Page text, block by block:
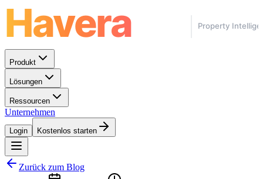
Produkt
Lösungen
Ressourcen
Unternehmen
Login Kostenlos starten
Zurück zum Blog